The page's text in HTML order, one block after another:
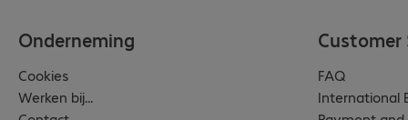
Onderneming
Cookies
Werken bij...
Customer
FAQ
International